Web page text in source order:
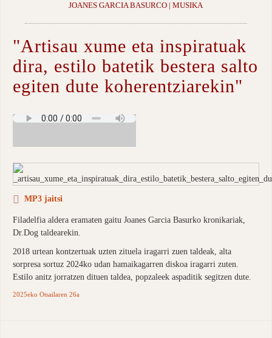
JOANES GARCIA BASURCO | MUSIKA
"Artisau xume eta inspiratuak
dira, estilo batetik bestera salto
egiten dute koherentziarekin"
MP3 jaitsi
Filadelfia aldera eramaten gaitu Joanes Garcia Basurko kronikariak,
Dr.Dog taldearekin.
2018 urtean kontzertuak uzten zituela iragarri zuen taldeak, alta
sorpresa sortuz 2024ko udan hamaikagarren diskoa iragarri zuten.
Estilo anitz jorratzen dituen taldea, popzaleek aspaditik segitzen dute.
2025eko Otsailaren 26a